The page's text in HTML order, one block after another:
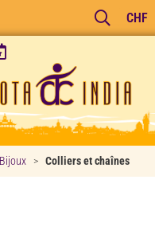
CHF
Bijoux > Colliers et chaînes